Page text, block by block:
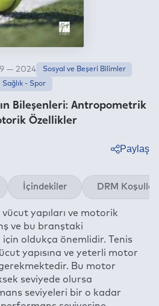
Bileşenleri: Antropometrik
Özellikler
— 2024
Sosyal ve Beşeri Bilimler
Sağlık - Spor
Paylaş
Twitter
Linkedin
Telegram
E-mail
İçindekiler DRM Koşulları
yapıları ve motorik
ve bu branştaki
oldukça önemlidir. Tenis
yapısına ve yeterli motor
Bu motor
seviyede olursa
seviyeleri bir o kadar